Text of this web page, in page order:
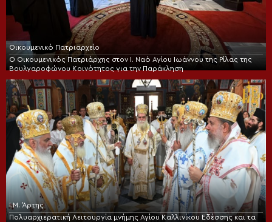
Οικουμενικό Πατριαρχείο
Ο Οικουμενικός Πατριάρχης στον I. Ναό Αγίου Ιωάννου της Ρίλας της
Βουλγαροφώνου Κοινότητος για την Παράκληση
Ι.Μ. Άρτης
Πολυαρχιερατική Λειτουργία μνήμης Αγίου Καλλινίκου Εδέσσης και τα